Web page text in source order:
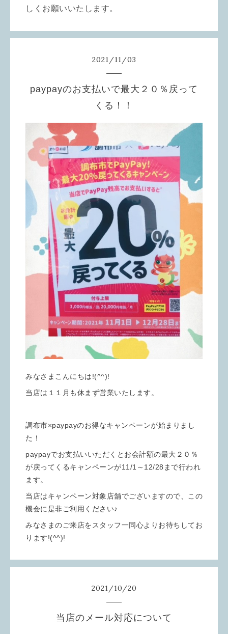
しくお願いいたします。
2021/11/03
paypayのお支払いで最大２０％戻って
くる！！
みなさまこんにちは!(^^)!
当店は１１月も休まず営業いたします。
調布市×paypayのお得なキャンペーンが始まりまし
た！
paypayでお支払いいただくとお会計額の最大２０％
が戻ってくるキャンペーンが11/1～12/28まで行われ
ます。
当店はキャンペーン対象店舗でございますので、この
機会に是非ご利用ください♪
みなさまのご来店をスタッフ一同心よりお待ちしてお
ります!(^^)!
2021/10/20
当店のメール対応について